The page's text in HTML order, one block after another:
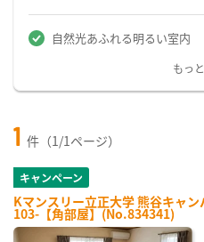
自然光あふれる明るい室内
もっ
1 件（1/1ページ）
キャンペーン
Kマンスリー立正大学 熊谷キャン
103-【角部屋】(No.834341)